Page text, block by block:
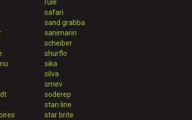
rule
safari
sand grabba
sanimarin
scheiber
shurflo
sika
silva
smev
soderep
stan line
star brite